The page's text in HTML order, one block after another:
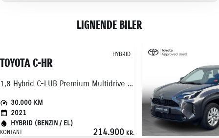
LIGNENDE BILER
HYBRID
TOYOTA C-HR
1,8 Hybrid C-LUB Premium Multidrive S 122HK 5d Aut.
30.000 KM
2021
HYBRID (BENZIN / EL)
KONTANT 214.900 KR.